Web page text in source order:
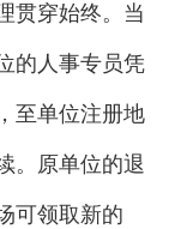
穿始终。当
的人事专员凭
至单位注册地
。原单位的退
可领取新的